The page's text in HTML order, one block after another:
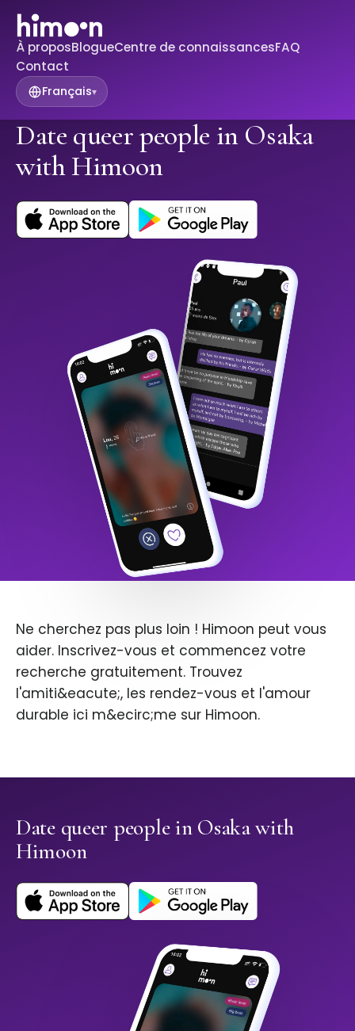
À proposBlogueCentre de connaissancesFAQ
Contact
Français▾
Date queer people in Osaka
with Himoon
Ne cherchez pas plus loin ! Himoon peut vous
aider. Inscrivez-vous et commencez votre
recherche gratuitement. Trouvez
l'amiti&eacute;, les rendez-vous et l'amour
durable ici m&ecirc;me sur Himoon.
Date queer people in Osaka with
Himoon